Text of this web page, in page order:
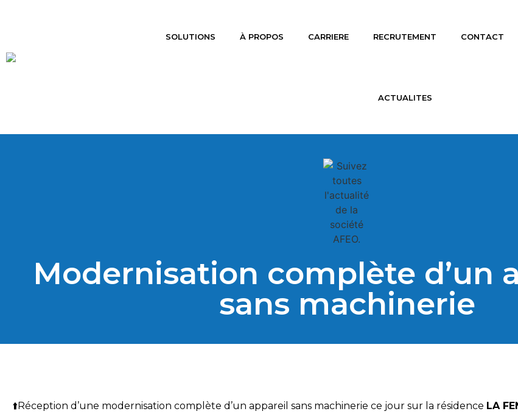
SOLUTIONS À PROPOS CARRIERE RECRUTEMENT CONTACT
ACTUALITES
Modernisation complète d’un
sans machinerie
⬆️Réception d’une modernisation complète d’un appareil sans machinerie ce jour sur la résidence LA